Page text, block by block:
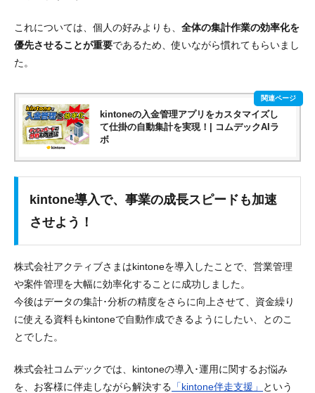
これについては、個人の好みよりも、 全体の集計作業の効率化を
優先させることが重要であるため、使いながら慣れてもらいまし
た。
kintoneの入金管理アプリをカスタマイズし
て仕掛の自動集計を実現！| コムデックAIラ
ボ
kintone導入で、事業の成長スピードも加速
させよう！
株式会社アクティブさまはkintoneを導入したことで、 営業管理
や案件管理を大幅に効率化することに成功しました。
今後はデータの集計･分析の精度をさらに向上させて、資金繰り
に使える資料もkintoneで自動作成できるようにしたい、とのこ
とでした。
株式会社コムデックでは、kintoneの導入･運用に関するお悩み
を、お客様に伴走しながら解決する 「kintone伴走支援」
という